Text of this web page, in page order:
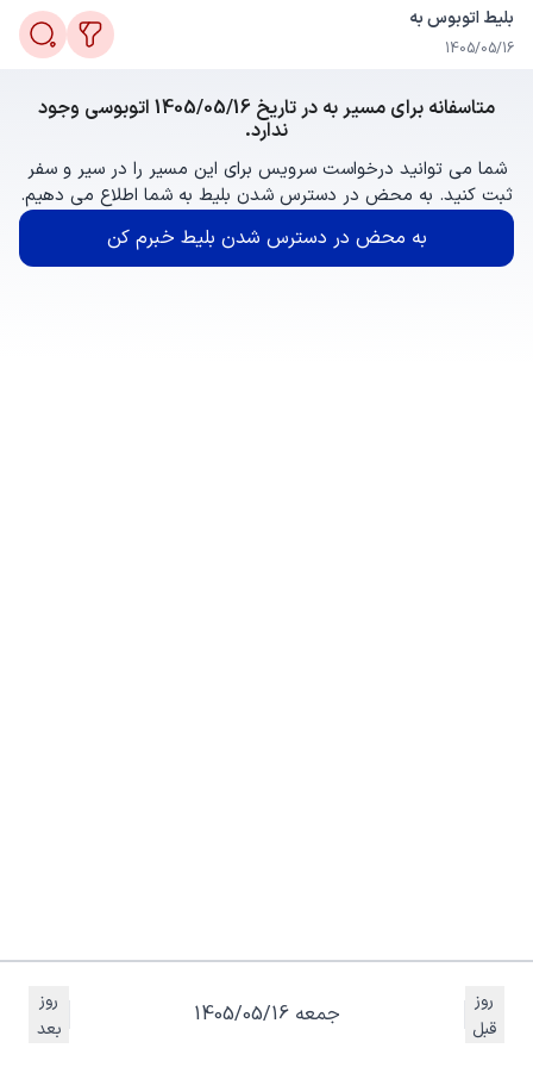
بلیط اتوبوس به
1405/05/16
متاسفانه برای مسیر به در تاریخ 1405/05/16 اتوبوسی وجود
ندارد.
شما می توانید درخواست سرویس برای این مسیر را در سیر و سفر
ثبت کنید. به محض در دسترس شدن بلیط به شما اطلاع می دهیم.
به محض در دسترس شدن بلیط خبرم کن
روز
قبل
جمعه 1405/05/16
روز
بعد